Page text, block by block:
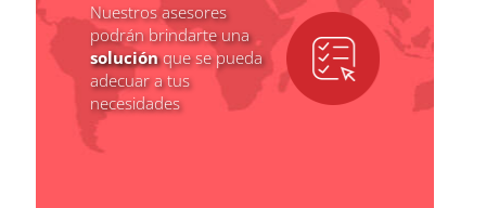
Nuestros asesores
podrán brindarte una
soluciónque se pueda
adecuar a tus
necesidades